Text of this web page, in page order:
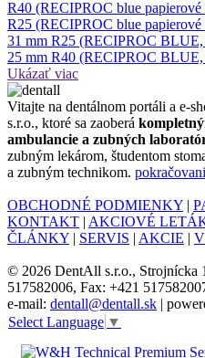
R40 (RECIPROC blue
R25 (RECIPROC blue
31 mm R25 (RECIPROC BLUE,
25 mm R40 (RECIPROC BLUE,
Ukázať viac
Vitajte na dentálnom portáli a e-
s.r.o., ktoré sa zaoberá
ambulancie a zubných
zubným lekárom, študentom
a zubným technikom.
OBCHODNÉ PODMIENKY
KONTAKT AKCIOVÉ
ČLÁNKY
SERVIS AKCIE
© 2026 DentAll s.r.o., Strojnícka
517582006, Fax: +421
e-mail: dentall@dentall.sk |
Select Language ▼